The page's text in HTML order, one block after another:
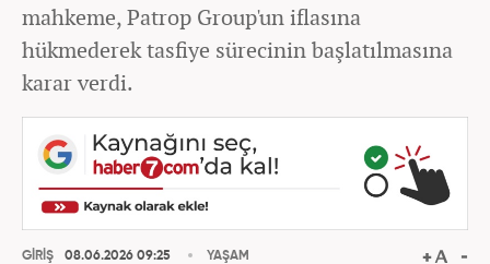
mahkeme, Patrop Group'un iflasına
hükmederek tasfiye sürecinin başlatılmasına
karar verdi.
GİRİŞ
08.06.2026 09:25
YAŞAM